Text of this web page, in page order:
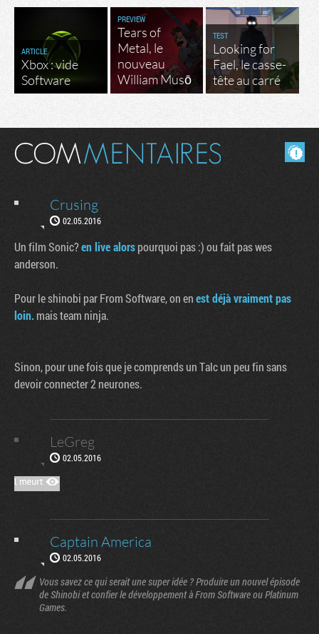
ARTICLE
Xbox : vide
Software
PREVIEW
Tears of
Metal, le
nouveau
William Musō
TEST
Looking for
Fael, le casse-
tête au carré
Masquer les commentaires lus.
Crusing
02.05.2016
Un film Sonic?en live alorspourquoi pas :) ou fait pas wes
anderson.
Pour le shinobi par From Software, on enest déjà vraiment pas
loin.mais team ninja.
Sinon, pour une fois que je comprends un Talc un peu fin sans
devoir connecter 2 neurones.
LeGreg
02.05.2016
Captain America
02.05.2016
Vous savez ce qui serait une super idée ? Produire un nouvel épisode
de Shinobi et confier le développement à From Software ou Platinum
Games.